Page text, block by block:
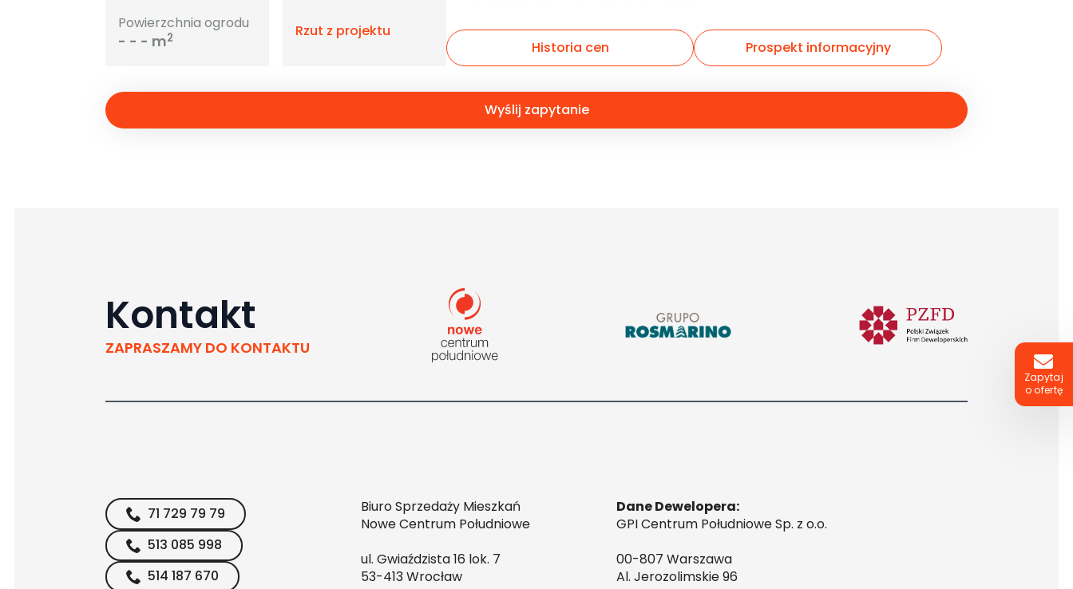
Zapytaj
o ofertę
Powierzchnia ogrodu
- - - m2
Rzut z projektu
Historia cen
Prospekt informacyjny
Wyślij zapytanie
Kontakt
ZAPRASZAMY DO KONTAKTU
71 729 79 79
513 085 998
514 187 670
Biuro Sprzedaży Mieszkań
Nowe Centrum Południowe
ul. Gwiaździsta 16 lok. 7
53-413 Wrocław
Dane Dewelopera:
GPI Centrum Południowe Sp. z o.o.
00-807 Warszawa
Al. Jerozolimskie 96